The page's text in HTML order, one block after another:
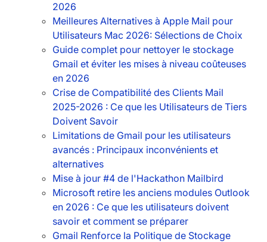
2026
Meilleures Alternatives à Apple Mail pour
Utilisateurs Mac 2026: Sélections de Choix
Guide complet pour nettoyer le stockage
Gmail et éviter les mises à niveau coûteuses
en 2026
Crise de Compatibilité des Clients Mail
2025-2026 : Ce que les Utilisateurs de Tiers
Doivent Savoir
Limitations de Gmail pour les utilisateurs
avancés : Principaux inconvénients et
alternatives
Mise à jour #4 de l'Hackathon Mailbird
Microsoft retire les anciens modules Outlook
en 2026 : Ce que les utilisateurs doivent
savoir et comment se préparer
Gmail Renforce la Politique de Stockage